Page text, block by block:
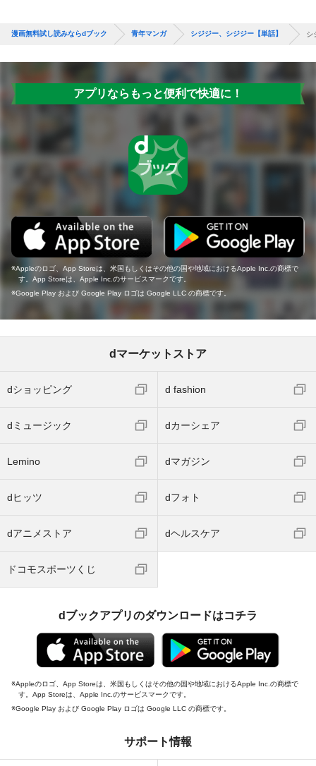
漫画無料試し読みならdブック 青年マンガ シジジー、シジジー【単話】 シ
アプリならもっと便利で快適に！
Appleのロゴ、App Storeは、米国もしくはその他の国や地域におけるApple Inc.の商標で
す。App Storeは、Apple Inc.のサービスマークです。
Google Play および Google Play ロゴは Google LLC の商標です。
dマーケットストア
dショッピング d fashion
dミュージック dカーシェア
Lemino dマガジン
dヒッツ dフォト
dアニメストア dヘルスケア
ドコモスポーツくじ
dブックアプリのダウンロードはコチラ
Appleのロゴ、App Storeは、米国もしくはその他の国や地域におけるApple Inc.の商標で
す。App Storeは、Apple Inc.のサービスマークです。
Google Play および Google Play ロゴは Google LLC の商標です。
サポート情報